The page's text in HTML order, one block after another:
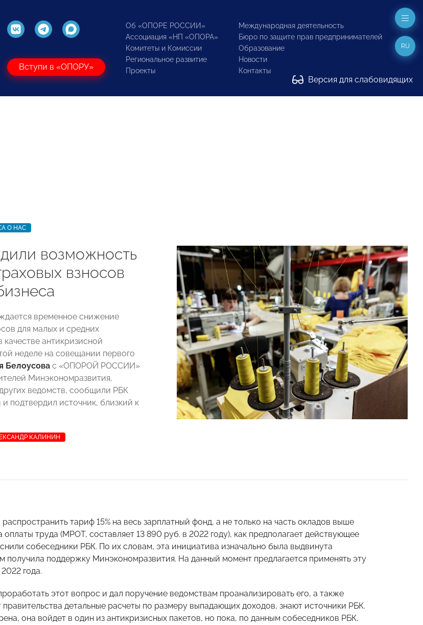
Вступи в «ОПОРУ»
Об «ОПОРЕ РОССИИ»
Ассоциация «НП «ОПОРА»
Комитеты и Комиссии
Региональное развитие
Проекты
Международная деятельность
Бюро по защите прав предпринимателей
Образование
Новости
Контакты
Версия для слабовидящих
RU
О НАС
возможность
взносов
временное снижение
для малых и средних
качестве антикризисной
неделе на совещании первого
Белоусова с «ОПОРОЙ РОССИИ»
Минэкономразвития,
ведомств, сообщили РБК
и подтвердил источник, близкий к
КАЛИНИН
тариф 15% на весь зарплатный фонд, а не только на часть окладов выше
труда (МРОТ, составляет 13 890 руб. в 2022 году), как предполагает действующее
собеседники РБК. По их словам, эта инициатива изначально была выдвинута
получила поддержку Минэкономразвития. На данный момент предлагается применять эту
года.
этот вопрос и дал поручение ведомствам проанализировать его, а также
правительства детальные расчеты по размеру выпадающих доходов, знают источники РБК.
она войдет в один из антикризисных пакетов, но пока, по данным собеседников РБК,